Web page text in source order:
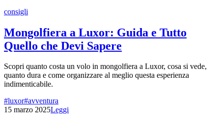
consigli
Mongolfiera a Luxor: Guida e Tutto
Quello che Devi Sapere
Scopri quanto costa un volo in mongolfiera a Luxor, cosa si vede,
quanto dura e come organizzare al meglio questa esperienza
indimenticabile.
#luxor#avventura
15 marzo 2025Leggi